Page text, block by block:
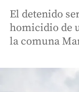
El detenido
homicidio de
la comuna